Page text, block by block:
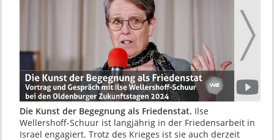
Die Kunst der Begegnung als Friedenstat. Ilse
Wellershoff-Schuur ist langjährig in der Frie­densarbeit in
Israel engagiert. Trotz des Krieges ist sie auch derzeit